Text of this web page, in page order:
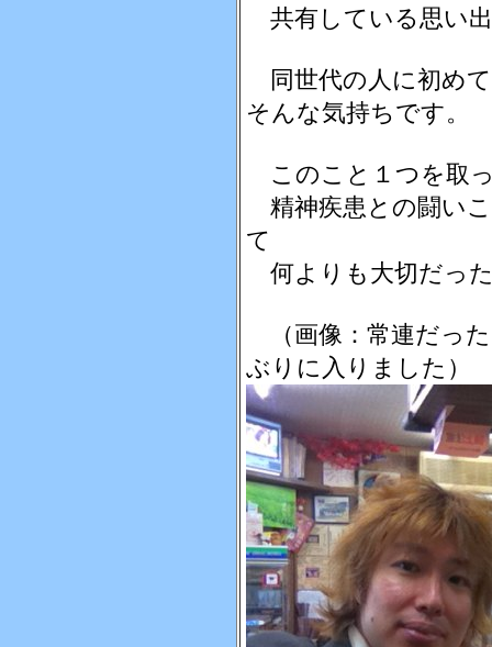
共有している思い
同世代の人に初め
そんな気持ちです。
このこと１つを取
精神疾患との闘い
て
何よりも大切だっ
（画像：常連だっ
ぶりに入りました）